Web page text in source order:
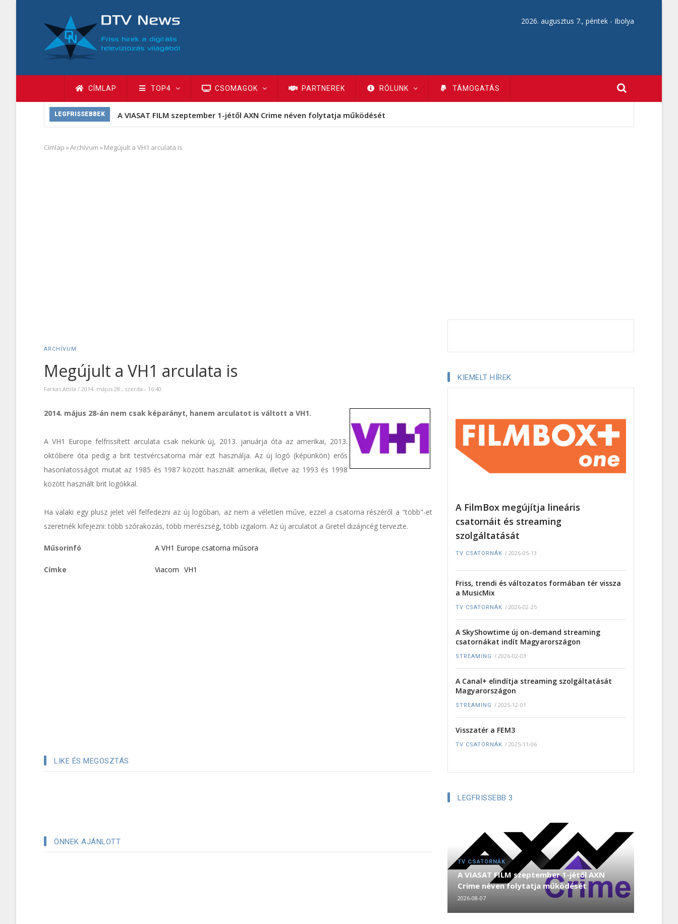
tartalomra
2026. augusztus 7., péntek - Ibolya
Fő
navigáció
CÍMLAP TOP4 CSOMAGOK PARTNEREK RÓLUNK TÁMOGATÁS
LEGFRISSEBBEK A VIASAT FILM szeptember 1-jétől AXN Crime néven folytatja működését
Morzsa
Címlap »Archívum »Megújult a VH1 arculata is
ARCHÍVUM
Megújult a VH1 arculata is
Farkas Attila / 2014. május 28., szerda - 16:40
2014. május 28-án nem csak képarányt, hanem arculatot is váltott a VH1.
A VH1 Europe felfrissített arculata csak nekünk új, 2013. januárja óta az amerikai, 2013.
októbere óta pedig a brit testvércsatorna már ezt használja. Az új logó (képünkön) erős
hasonlatosságot mutat az 1985 és 1987 között használt amerikai, illetve az 1993 és 1998
között használt brit logókkal.
Ha valaki egy plusz jelet vél felfedezni az új logóban, az nem a véletlen műve, ezzel a csatorna részéről a "több"-et
szeretnék kifejezni: több szórakozás, több merészség, több izgalom. Az új arculatot a Gretel dizájncég tervezte.
Műsorinfó A VH1 Europe csatorna műsora
Címke Viacom VH1
LIKE ÉS MEGOSZTÁS
ÖNNEK AJÁNLOTT
KIEMELT HÍREK
A FilmBox megújítja lineáris
csatornáit és streaming
szolgáltatását
TV CSATORNÁK / 2026-05-13
Friss, trendi és változatos formában tér vissza
a MusicMix
TV CSATORNÁK / 2026-02-25
A SkyShowtime új on-demand streaming
csatornákat indít Magyarországon
STREAMING / 2026-02-03
A Canal+ elindítja streaming szolgáltatását
Magyarországon
STREAMING / 2025-12-01
Visszatér a FEM3
TV CSATORNÁK / 2025-11-06
LEGFRISSEBB 3
TV CSATORNÁK
A VIASAT FILM szeptember 1-jétől AXN
Crime néven folytatja működését
2026-08-07